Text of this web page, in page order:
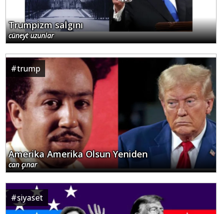
Trumpizm salgını
cüneyt uzunlar
#trump
Amerika Amerika Olsun Yeniden
can çınar
#siyaset